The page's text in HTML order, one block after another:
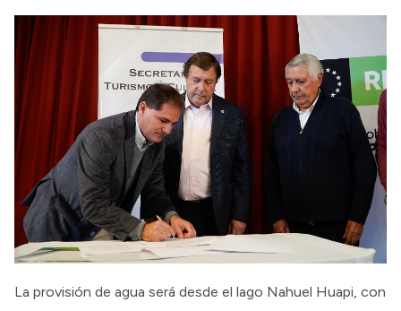
La provisión de agua será desde el lago Nahuel Huapi, con